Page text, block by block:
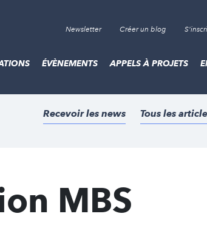
Newsletter Créer un blog
ÉVÈNEMENTS APPELS À PROJETS
Recevoir les news Tous les
MBS